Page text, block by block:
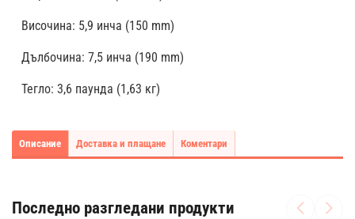
Височина: 5,9 инча (150 mm)
Дълбочина: 7,5 инча (190 mm)
Тегло: 3,6 паунда (1,63 кг)
Описание Доставка и плащане Коментари
Последно разгледани продукти